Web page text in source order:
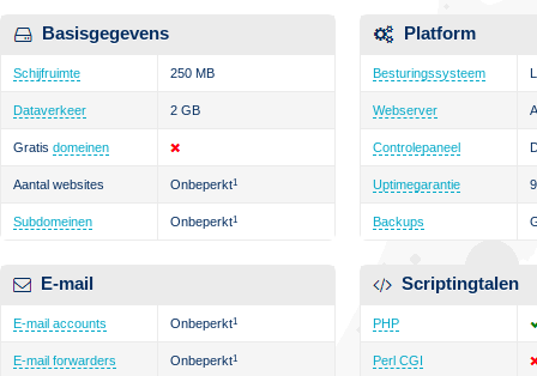
Basisgegevens
Schijfruimte 250 MB
Dataverkeer 2 GB
Gratis domeinen
Aantal websites Onbeperkt1
Subdomeinen Onbeperkt1
E-mail
E-mail accounts Onbeperkt1
E-mail forwarders Onbeperkt1
Platform
Besturingssysteem
Webserver
Controlepaneel
Uptimegarantie
Backups
Scriptingtalen
PHP
Perl CGI